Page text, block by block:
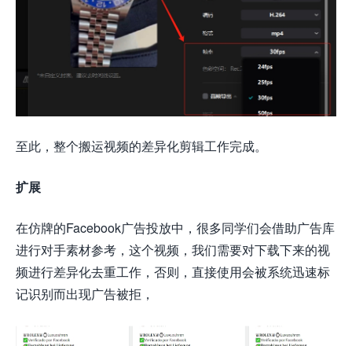
至此，整个搬运视频的差异化剪辑工作完成。
扩展
在仿牌的Facebook广告投放中，很多同学们会借助广告库
进行对手素材参考，这个视频，我们需要对下载下来的视
频进行差异化去重工作，否则，直接使用会被系统迅速标
记识别而出现广告被拒，